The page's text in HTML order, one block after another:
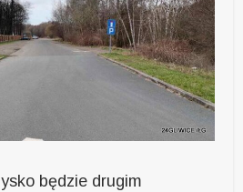
będzie drugim